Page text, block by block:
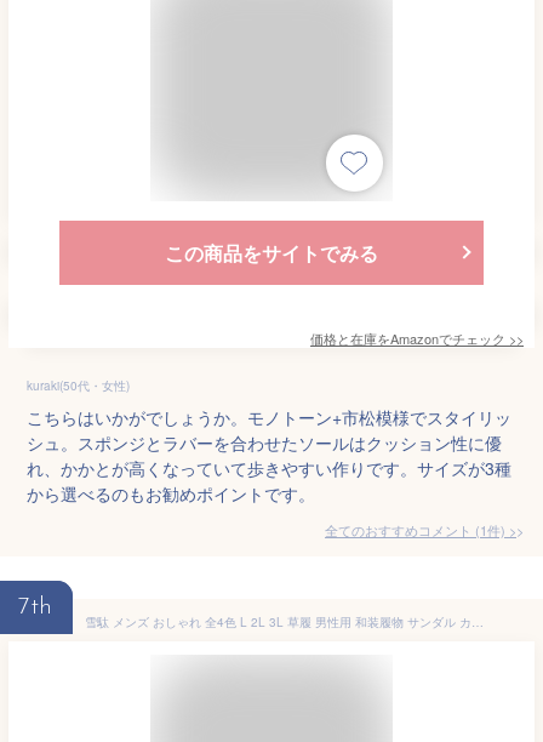
この商品をサイトでみる
価格と在庫をAmazonでチェック >>
kuraki(50代・女性)
こちらはいかがでしょうか。モノトーン+市松模様でスタイリッ
シュ。スポンジとラバーを合わせたソールはクッション性に優
れ、かかとが高くなっていて歩きやすい作りです。サイズが3種
から選べるのもお勧めポイントです。
全てのおすすめコメント (1件) >
7th
雪駄 メンズ おしゃれ 全4色 L 2L 3L 草履 男性用 和装履物 サンダル カジュアル 普段履き 着物 浴衣 甚平 作務衣 弓道 茶道 和装小物 歩きやすい 粋 大きいサイズ